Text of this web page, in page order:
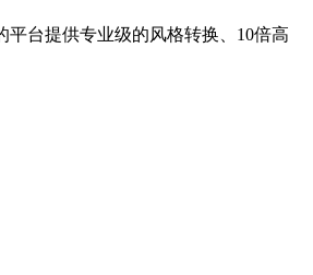
台提供专业级的风格转换、10倍高